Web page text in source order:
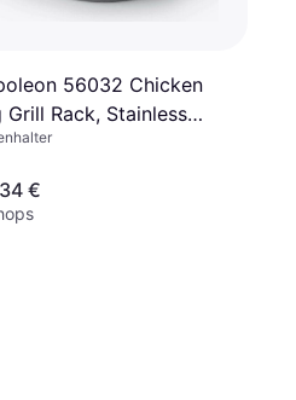
56032 Chicken
Grill Rack, Stainless
€